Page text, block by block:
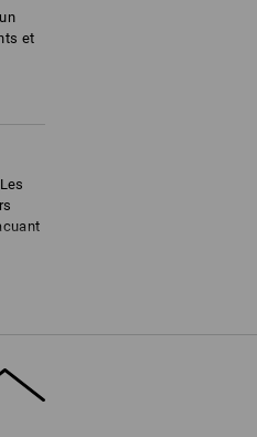
et